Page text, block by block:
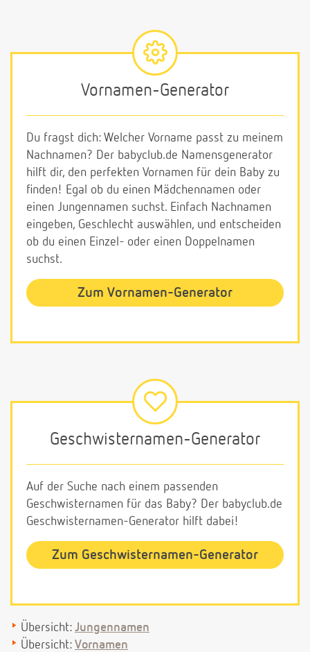
Vornamen-Generator
Du fragst dich: Welcher Vorname passt zu meinem
Nachnamen? Der babyclub.de Namensgenerator
hilft dir, den perfekten Vornamen für dein Baby zu
finden! Egal ob du einen Mädchennamen oder
einen Jungennamen suchst. Einfach Nachnamen
eingeben, Geschlecht auswählen, und entscheiden
ob du einen Einzel- oder einen Doppelnamen
suchst.
Zum Vornamen-Generator
Geschwisternamen-Generator
Auf der Suche nach einem passenden
Geschwisternamen für das Baby? Der babyclub.de
Geschwisternamen-Generator hilft dabei!
Zum Geschwisternamen-Generator
Übersicht: Jungennamen
Übersicht: Vornamen